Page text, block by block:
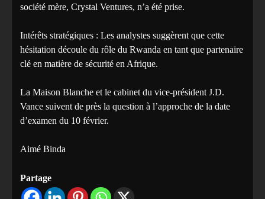
société mère, Crystal Ventures, n’a été prise.
Intérêts stratégiques : Les analystes suggèrent que cette
hésitation découle du rôle du Rwanda en tant que partenaire
clé en matière de sécurité en Afrique.
La Maison Blanche et le cabinet du vice-président J.D.
Vance suivent de près la question à l’approche de la date
d’examen du 10 février.
Aimé Binda
Partage